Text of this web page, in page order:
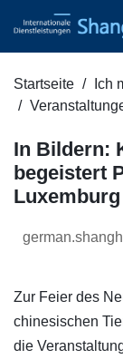
Startseite Ich
In Bildern:
begeistert
Luxemburg
Zur Feier des
chinesischen
die